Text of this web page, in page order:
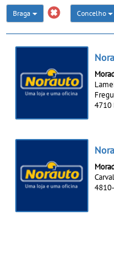
Braga Concelho
4710